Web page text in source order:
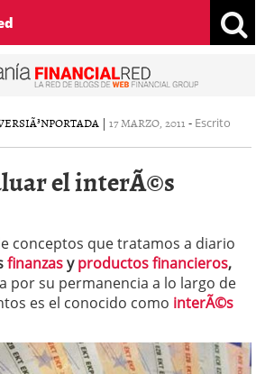
PORTADA | 17 MARZO, 2011 - Escrito
el interÃ©s
conceptos que tratamos a diario
finanzasyproductos financieros,
por su permanencia a lo largo de
es el conocido como interÃ©s